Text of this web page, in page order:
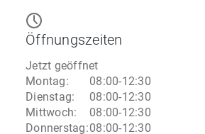
Öffnungszeiten
Jetzt geöffnet
Montag:
08:00-12:30
Dienstag:
08:00-12:30
Mittwoch:
08:00-12:30
Donnerstag:08:00-12:30